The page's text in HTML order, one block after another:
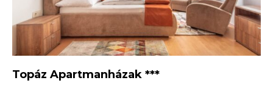
Topáz Apartmanházak ***